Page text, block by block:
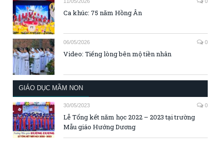
Ca khúc: 75 năm Hồng Ân
06/05/2026 0
Video: Tiếng lòng bên mộ tiền nhân
GIÁO DỤC MẦM NON
30/05/2023 0
Lễ Tổng kết năm học 2022 – 2023 tại trường
Mẫu giáo Hướng Dương